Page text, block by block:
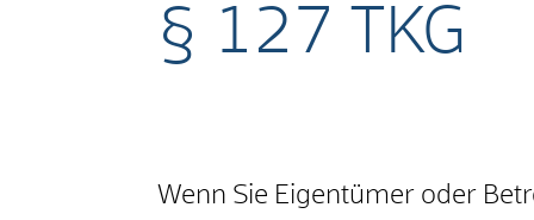
§ 127 TKG
Wenn Sie Eigentümer oder